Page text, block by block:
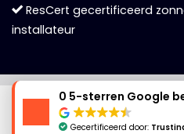
ResCert gecertificeerd
installateur
Privacybeleid•
Copyright 2026 ©XL Electro
Cookies helpen ons bij
diensten. Door gebruik te
diensten, gaat u akkoord
0 5-sterren Google
Gecertificeerd door: